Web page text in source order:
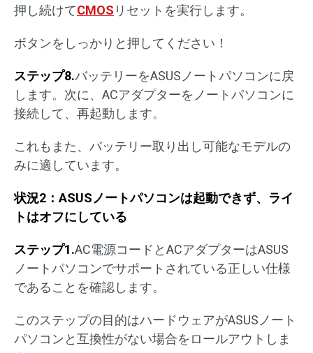
押し続けてCMOS リセットを実行します。
ボタンをしっかりと押してください！
ステップ8.バッテリーをASUSノートパソコンに戻
します。次に、ACアダプターをノートパソコンに
接続して、再起動します。
これもまた、バッテリー取り出し可能なモデルの
みに適しています。
状況2：ASUSノートパソコンは起動できず、ライ
トはオフにしている
ステップ1.AC電源コードとACアダプターはASUS
ノートパソコンでサポートされている正しい仕様
であることを確認します。
このステップの目的はハードウェアがASUSノート
パソコンと互換性がない場合をロールアウトしま